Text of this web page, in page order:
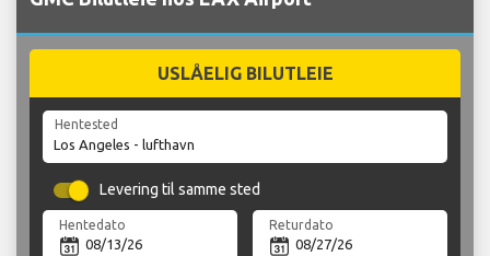
USLÅELIG BILUTLEIE
Hentested
Levering til samme sted
Hentedato Returdato